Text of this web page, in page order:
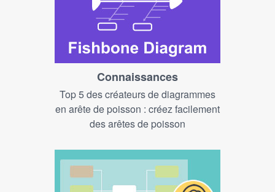
Connaissances
Top 5 des créateurs de diagrammes
en arête de poisson : créez facilement
des arêtes de poisson